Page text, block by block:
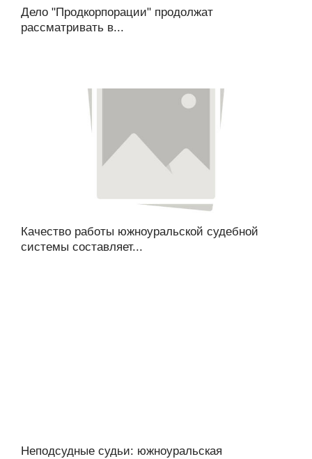
Дело "Продкорпорации" продолжат
рассматривать в...
Качество работы южноуральской судебной
системы составляет...
Неподсудные судьи: южноуральская